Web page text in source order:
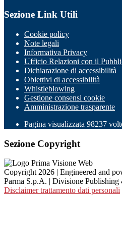
Sezione Link Utili
Cookie policy
Note legali
Informativa Privacy
Ufficio Relazioni con il
Dichiarazione di accessibilità
Obiettivi di accessibilità
Whistleblowing
Gestione consensi cookie
Amministrazione trasparente
Pagina visualizzata 98237
Sezione Copyright
Copyright 2026 | Engineered and
Parma S.p.A. | Divisione
Disclaimer trattamento dati personali